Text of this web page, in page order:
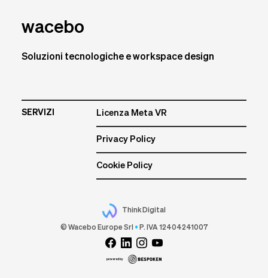
wacebo
Soluzioni tecnologiche e workspace design
SERVIZI Licenza Meta VR
Privacy Policy
Cookie Policy
Think Digital
© Wacebo Europe Srl • P. IVA 12404241007
powered by